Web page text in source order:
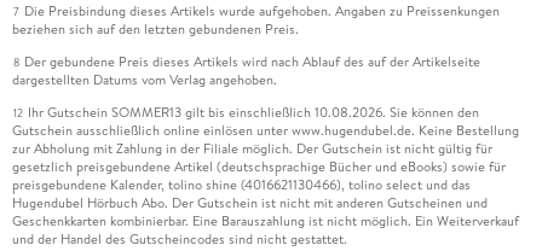
7 Die Preisbindung dieses Artikels wurde aufgehoben. Angaben zu Preissenkungen
beziehen sich auf den letzten gebundenen Preis.
8 Der gebundene Preis dieses Artikels wird nach Ablauf des auf der Artikelseite
dargestellten Datums vom Verlag angehoben.
12 Ihr Gutschein SOMMER13 gilt bis einschließlich 10.08.2026. Sie können den
Gutschein ausschließlich online einlösen unter www.hugendubel.de. Keine Bestellung
zur Abholung mit Zahlung in der Filiale möglich. Der Gutschein ist nicht gültig für
gesetzlich preisgebundene Artikel (deutschsprachige Bücher und eBooks) sowie für
preisgebundene Kalender, tolino shine (4016621130466), tolino select und das
Hugendubel Hörbuch Abo. Der Gutschein ist nicht mit anderen Gutscheinen und
Geschenkkarten kombinierbar. Eine Barauszahlung ist nicht möglich. Ein Weiterverkauf
und der Handel des Gutscheincodes sind nicht gestattet.